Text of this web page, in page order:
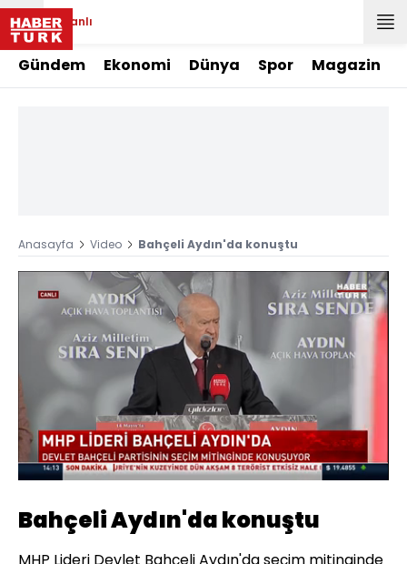
Canlı
Gündem Ekonomi Dünya Spor Magazin
Anasayfa Video Bahçeli Aydın'da konuştu
Sesi
Aç
Yüklendi:
2.59%
Oynatma
Hızı
Bahçeli Aydın'da konuştu
MHP Lideri Devlet Bahçeli Aydın'da seçim mitinginde